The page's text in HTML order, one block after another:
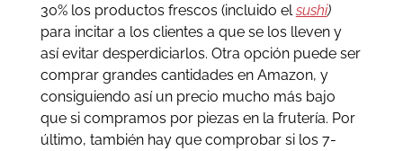
30% los productos frescos (incluido elsushi)
para incitar a los clientes a que se los lleven y
así evitar desperdiciarlos. Otra opción puede ser
comprar grandes cantidades en Amazon, y
consiguiendo así un precio mucho más bajo
que si compramos por piezas en la frutería. Por
último, también hay que comprobar si los 7-